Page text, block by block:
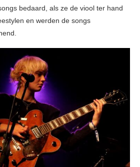
bedaard, als ze de viool ter hand
en werden de songs